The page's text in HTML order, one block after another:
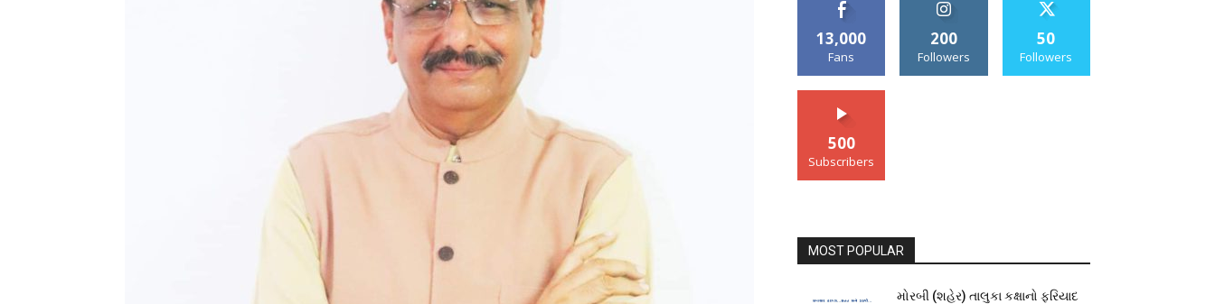
13,000
Fans
200
Followers
50
Followers
500
Subscribers
MOST POPULAR
મોરબી (શહેર) તાલુકા કક્ષાનો ફરિયાદ